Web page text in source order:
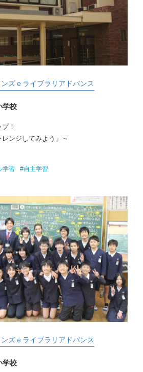
ズｅライブラリアドバンス
学校
！
ンジしてみよう」～
学習 #自主学習
ズｅライブラリアドバンス
学校